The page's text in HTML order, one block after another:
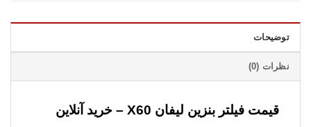
توضیحات
نظرات (0)
قیمت فیلتر بنزین لیفان X60 – خرید آنلاین